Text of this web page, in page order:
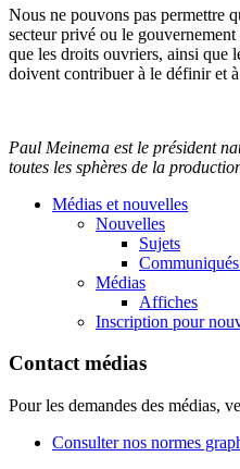
Nous ne pouvons pas permettre
secteur privé ou le
que les droits ouvriers, ainsi que
doivent contribuer à le définir et
Paul Meinema est le président
toutes les sphères de la
Médias et nouvelles
Nouvelles
Sujets
Médias
Affiches
Inscription pour
Contact médias
Pour les demandes des médias,
Consulter nos normes